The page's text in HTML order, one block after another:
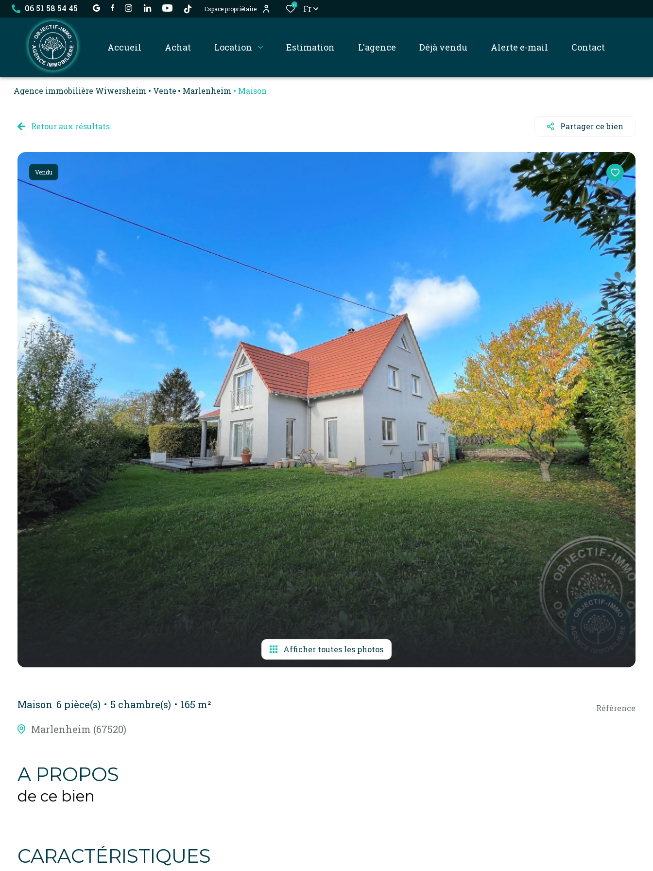
06 51 58 54 45 Espace propriétaire
0 Fr
accueil achat location estimation l'agence déjà vendu alerte e-mail contact
Agence immobilière Wiwersheim Vente Marlenheim Maison
Retour aux résultats Partager ce bien
Vendu
Afficher toutes les photos
Maison 6 pièce(s) 5 chambre(s)
165 m²
Marlenheim (67520)
Référence
A PROPOS
de ce bien
CARACTÉRISTIQUES